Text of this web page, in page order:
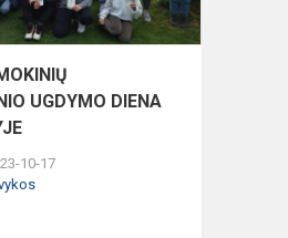
UGDYMO DIENA
10-17